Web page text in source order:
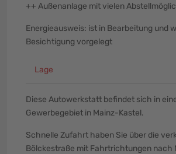
++ Außenanlage mit vielen
Energieausweis: ist in Bearbeitung und
Besichtigung vorgelegt
Lage
Diese Autowerkstatt befindet sich in
Gewerbegebiet in Mainz-Kastel.
Schnelle Zufahrt haben Sie über die
Bölckestraße mit Fahrtrichtungen nach